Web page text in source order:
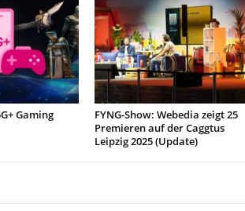
Gaming
FYNG-Show: Webedia zeigt 25
Premieren auf der Caggtus
Leipzig 2025 (Update)